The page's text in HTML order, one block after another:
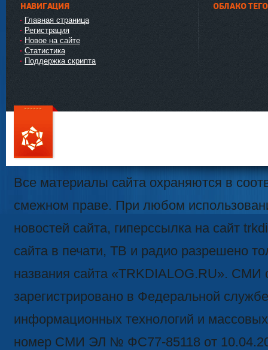
НАВИГАЦИЯ
Главная страница
Регистрация
Новое на сайте
Статистика
Поддержка скрипта
ОБЛАКО
111
Все материалы сайта охраняются в
смежном праве. При любом
новостей сайта, гиперссылка на сайт
сайта в печати, ТВ и радио разрешено
названия сайта «TRKDIALOG.RU». СМИ
зарегистрировано в Федеральной
информационных технологий и
номер СМИ ЭЛ № ФС77-85118 от